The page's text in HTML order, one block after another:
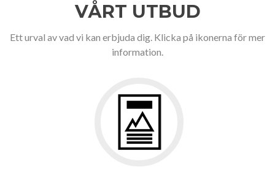
VÅRT UTBUD
Ett urval av vad vi kan erbjuda dig. Klicka på ikonerna för mer
information.